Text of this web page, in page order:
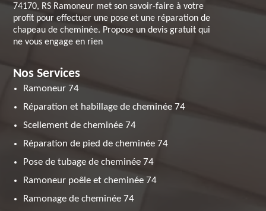
74170, RS Ramoneur met son savoir-faire à votre
profit pour effectuer une pose et une réparation de
chapeau de cheminée. Propose un devis gratuit qui
ne vous engage en rien
Nos Services
Ramoneur 74
Réparation et habillage de cheminée 74
Scellement de cheminée 74
Réparation de pied de cheminée 74
Pose de tubage de cheminée 74
Ramoneur poêle et cheminée 74
Ramonage de cheminée 74